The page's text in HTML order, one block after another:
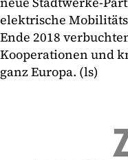
elektrische
Ende 2018
Kooperationen und
ganz Europa. (ls)